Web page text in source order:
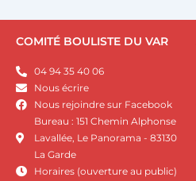
COMITÉ BOULISTE DU VAR
04 94 35 40 06
Nous écrire
Nous rejoindre sur Facebook
Bureau : 151 Chemin Alphonse
Lavallée, Le Panorama - 83130
La Garde
Horaires (ouverture au public)